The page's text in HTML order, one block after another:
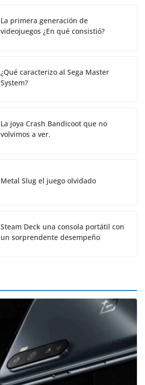
La primera generación de
videojuegos ¿En qué consistió?
¿Qué caracterizo al Sega Master
System?
La joya Crash Bandicoot que no
volvimos a ver.
Metal Slug el juego olvidado
Steam Deck una consola portátil con
un sorprendente desempeño